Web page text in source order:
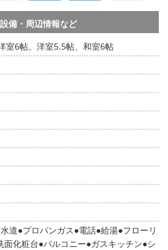
設備・周辺情報など
室6帖、洋室5.5帖、和室6帖
道 プロパンガス 電話 給湯 フローリ
面化粧台 バルコニー ガスキッチン シ